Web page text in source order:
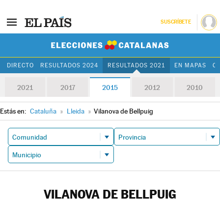
SUSCRÍBETE
DIRECTO RESULTADOS 2024 RESULTADOS 2021 EN MAPAS
2021 2017 2015 2012 2010
Estás en: Cataluña » Lleida » Vilanova de Bellpuig
VILANOVA DE BELLPUIG